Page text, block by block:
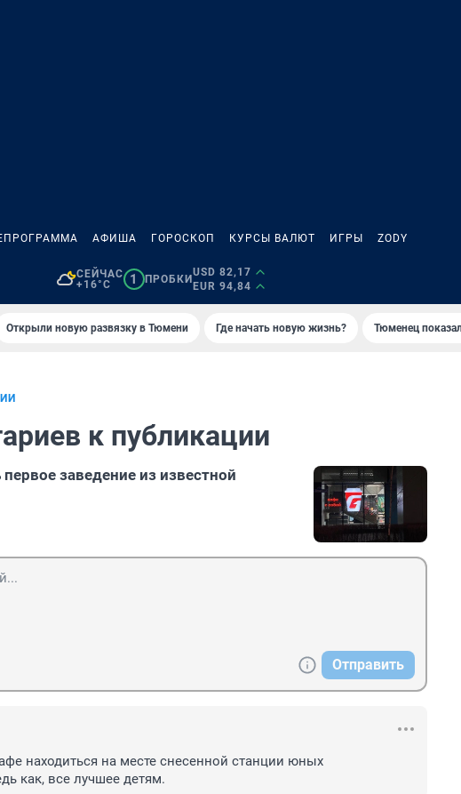
АФИША ГОРОСКОП КУРСЫ ВАЛЮТ ИГРЫ ZODY
СЕЙЧАС
+16°C
1 ПРОБКИ
USD 82,17
EUR 94,84
Открыли новую развязку в Тюмени Где начать новую жизнь? Тюменец
к публикации
заведение из известной
Отправить
находиться на месте снесенной станции юных
как, все лучшее детям.